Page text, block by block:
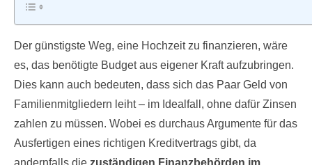
Der günstigste Weg, eine Hochzeit zu finanzieren, wäre
es, das benötigte Budget aus eigener Kraft aufzubringen.
Dies kann auch bedeuten, dass sich das Paar Geld von
Familienmitgliedern leiht – im Idealfall, ohne dafür Zinsen
zahlen zu müssen. Wobei es durchaus Argumente für das
Ausfertigen eines richtigen Kreditvertrags gibt, da
andernfalls die zuständigen Finanzbehörden im